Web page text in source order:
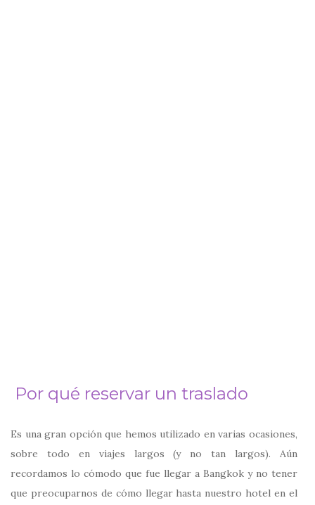
Por qué reservar un traslado
Es una gran opción que hemos utilizado en varias ocasiones,
sobre todo en viajes largos (y no tan largos). Aún
recordamos lo cómodo que fue llegar a Bangkok y no tener
que preocuparnos de cómo llegar hasta nuestro hotel en el